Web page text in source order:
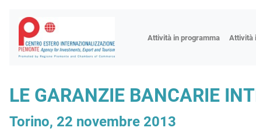
Attività in programma Attività
Fiere
LE GARANZIE BANCARIE
Torino, 22 novembre 2013